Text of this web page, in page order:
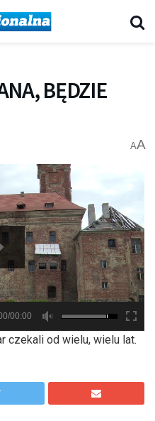
BĘDZIE
AA
hd2880
hd2160
hd2160
hd1440
highres
hd1080
hd720
large
medium
small
tiny
00:00
czekali od wielu, wielu lat.